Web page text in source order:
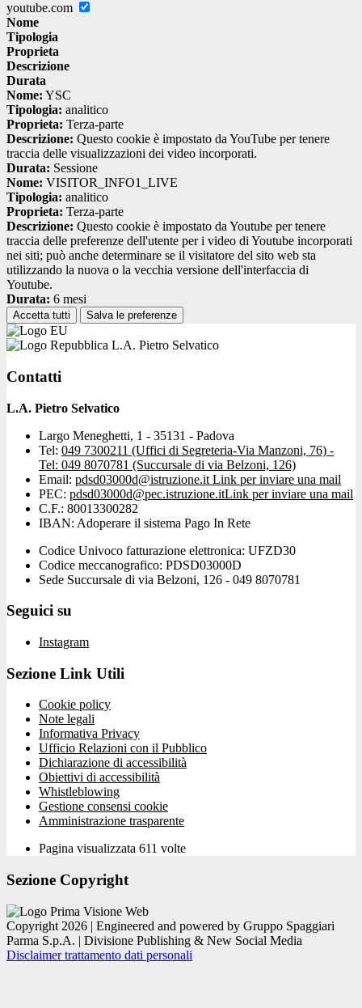
youtube.com
Nome
Tipologia
Proprieta
Descrizione
Durata
Nome: YSC
Tipologia: analitico
Proprieta: Terza-parte
Descrizione: Questo cookie è impostato da YouTube per tenere
traccia delle visualizzazioni dei video incorporati.
Durata: Sessione
Nome: VISITOR_INFO1_LIVE
Tipologia: analitico
Proprieta: Terza-parte
Descrizione: Questo cookie è impostato da Youtube per tenere
traccia delle preferenze dell'utente per i video di Youtube incorporati
nei siti; può anche determinare se il visitatore del sito web sta
utilizzando la nuova o la vecchia versione dell'interfaccia di
Youtube.
Durata: 6 mesi
Accetta tutti Salva le preferenze
L.A. Pietro Selvatico
Contatti
L.A. Pietro Selvatico
Largo Meneghetti, 1 - 35131 - Padova
Tel: 049 7300211 (Uffici di Segreteria-Via Manzoni, 76) -
Tel: 049 8070781 (Succursale di via Belzoni, 126)
Email: pdsd03000d@istruzione.it Link per inviare una mail
PEC: pdsd03000d@pec.istruzione.itLink per inviare una mail
C.F.: 80013300282
IBAN: Adoperare il sistema Pago In Rete
Codice Univoco fatturazione elettronica: UFZD30
Codice meccanografico: PDSD03000D
Sede Succursale di via Belzoni, 126 - 049 8070781
Seguici su
Instagram
Sezione Link Utili
Cookie policy
Note legali
Informativa Privacy
Ufficio Relazioni con il Pubblico
Dichiarazione di accessibilità
Obiettivi di accessibilità
Whistleblowing
Gestione consensi cookie
Amministrazione trasparente
Pagina visualizzata 611 volte
Sezione Copyright
Copyright 2026 | Engineered and powered by Gruppo Spaggiari
Parma S.p.A. | Divisione Publishing & New Social Media
Disclaimer trattamento dati personali